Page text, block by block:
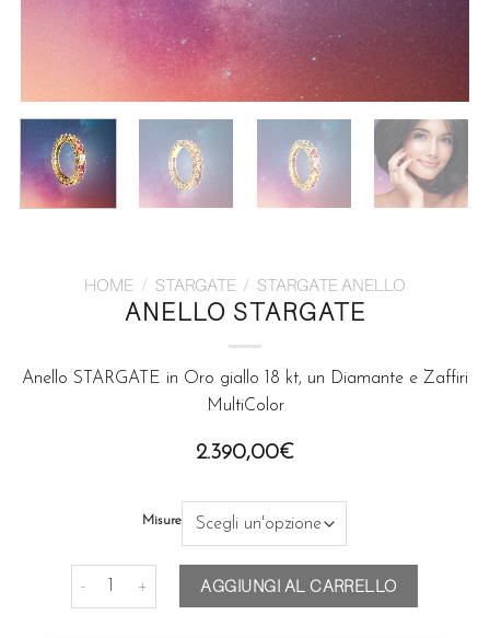
HOME / STARGATE / STARGATE ANELLO
ANELLO STARGATE
Anello STARGATE in Oro giallo 18 kt, un Diamante e Zaffiri
MultiColor
2.390,00€
Misure
Anello STARGATE quantitàAGGIUNGI AL CARRELLO